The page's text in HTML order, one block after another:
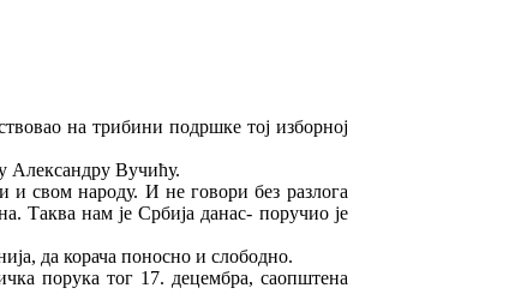
на трибини подршке тој изборној
Александру Вучићу.
и свом народу. И не говори без разлога
Таква нам је Србија данас- поручио је
да корача поносно и слободно.
порука тог 17. децембра, саопштена